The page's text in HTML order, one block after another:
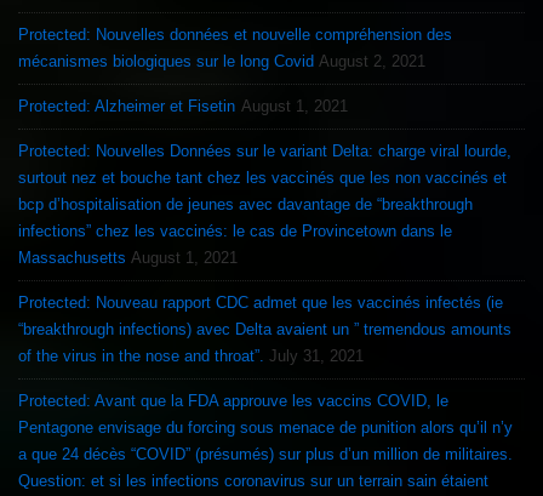
Protected: Nouvelles données et nouvelle compréhension des
mécanismes biologiques sur le long Covid August 2, 2021
Protected: Alzheimer et Fisetin August 1, 2021
Protected: Nouvelles Données sur le variant Delta: charge viral lourde,
surtout nez et bouche tant chez les vaccinés que les non vaccinés et
bcp d’hospitalisation de jeunes avec davantage de “breakthrough
infections” chez les vaccinés: le cas de Provincetown dans le
Massachusetts August 1, 2021
Protected: Nouveau rapport CDC admet que les vaccinés infectés (ie
“breakthrough infections) avec Delta avaient un ” tremendous amounts
of the virus in the nose and throat”. July 31, 2021
Protected: Avant que la FDA approuve les vaccins COVID, le
Pentagone envisage du forcing sous menace de punition alors qu’il n’y
a que 24 décès “COVID” (présumés) sur plus d’un million de militaires.
Question: et si les infections coronavirus sur un terrain sain étaient